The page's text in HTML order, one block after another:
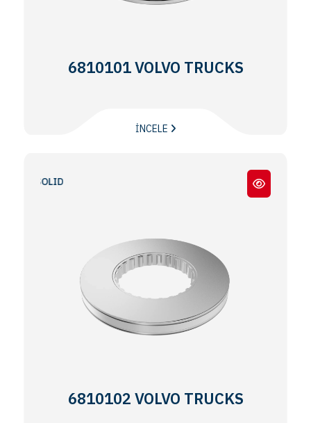
6810101 VOLVO TRUCKS
İNCELE
6810102 VOLVO TRUCKS